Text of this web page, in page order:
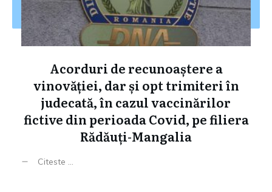
Acorduri de recunoaștere a
vinovăției, dar și opt trimiteri în
judecată, în cazul vaccinărilor
fictive din perioada Covid, pe filiera
Rădăuți-Mangalia
Citeste ...